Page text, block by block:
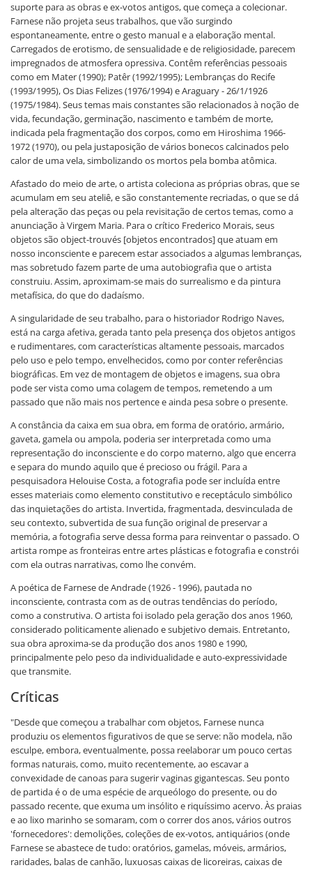
suporte para as obras e ex-votos antigos, que começa a colecionar.
Farnese não projeta seus trabalhos, que vão surgindo
espontaneamente, entre o gesto manual e a elaboração mental.
Carregados de erotismo, de sensualidade e de religiosidade, parecem
impregnados de atmosfera opressiva. Contêm referências pessoais
como em Mater (1990); Patêr (1992/1995); Lembranças do Recife
(1993/1995), Os Dias Felizes (1976/1994) e Araguary - 26/1/1926
(1975/1984). Seus temas mais constantes são relacionados à noção de
vida, fecundação, germinação, nascimento e também de morte,
indicada pela fragmentação dos corpos, como em Hiroshima 1966-
1972 (1970), ou pela justaposição de vários bonecos calcinados pelo
calor de uma vela, simbolizando os mortos pela bomba atômica.
Afastado do meio de arte, o artista coleciona as próprias obras, que se
acumulam em seu ateliê, e são constantemente recriadas, o que se dá
pela alteração das peças ou pela revisitação de certos temas, como a
anunciação à Virgem Maria. Para o crítico Frederico Morais, seus
objetos são object-trouvés [objetos encontrados] que atuam em
nosso inconsciente e parecem estar associados a algumas lembranças,
mas sobretudo fazem parte de uma autobiografia que o artista
construiu. Assim, aproximam-se mais do surrealismo e da pintura
metafísica, do que do dadaísmo.
A singularidade de seu trabalho, para o historiador Rodrigo Naves,
está na carga afetiva, gerada tanto pela presença dos objetos antigos
e rudimentares, com características altamente pessoais, marcados
pelo uso e pelo tempo, envelhecidos, como por conter referências
biográficas. Em vez de montagem de objetos e imagens, sua obra
pode ser vista como uma colagem de tempos, remetendo a um
passado que não mais nos pertence e ainda pesa sobre o presente.
A constância da caixa em sua obra, em forma de oratório, armário,
gaveta, gamela ou ampola, poderia ser interpretada como uma
representação do inconsciente e do corpo materno, algo que encerra
e separa do mundo aquilo que é precioso ou frágil. Para a
pesquisadora Helouise Costa, a fotografia pode ser incluída entre
esses materiais como elemento constitutivo e receptáculo simbólico
das inquietações do artista. Invertida, fragmentada, desvinculada de
seu contexto, subvertida de sua função original de preservar a
memória, a fotografia serve dessa forma para reinventar o passado. O
artista rompe as fronteiras entre artes plásticas e fotografia e constrói
com ela outras narrativas, como lhe convém.
A poética de Farnese de Andrade (1926 - 1996), pautada no
inconsciente, contrasta com as de outras tendências do período,
como a construtiva. O artista foi isolado pela geração dos anos 1960,
considerado politicamente alienado e subjetivo demais. Entretanto,
sua obra aproxima-se da produção dos anos 1980 e 1990,
principalmente pelo peso da individualidade e auto-expressividade
que transmite.
Críticas
"Desde que começou a trabalhar com objetos, Farnese nunca
produziu os elementos figurativos de que se serve: não modela, não
esculpe, embora, eventualmente, possa reelaborar um pouco certas
formas naturais, como, muito recentemente, ao escavar a
convexidade de canoas para sugerir vaginas gigantescas. Seu ponto
de partida é o de uma espécie de arqueólogo do presente, ou do
passado recente, que exuma um insólito e riquíssimo acervo. Às praias
e ao lixo marinho se somaram, com o correr dos anos, vários outros
'fornecedores': demolições, coleções de ex-votos, antiquários (onde
Farnese se abastece de tudo: oratórios, gamelas, móveis, armários,
raridades, balas de canhão, luxuosas caixas de licoreiras, caixas de